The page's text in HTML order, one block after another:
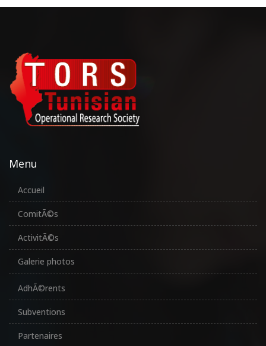
Menu
Accueil
ComitÃ©s
ActivitÃ©s
Galerie photos
AdhÃ©rents
Subventions
Partenaires